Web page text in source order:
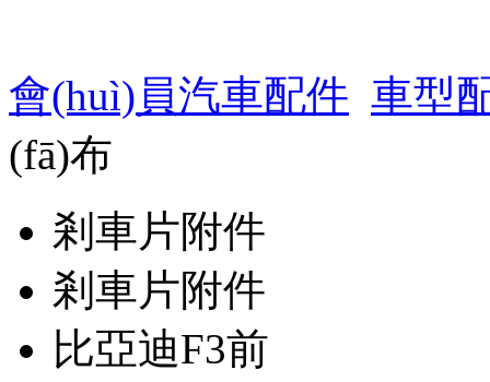
會(huì)員汽車配件 車型
(fā)布
剎車片附件
剎車片附件
比亞迪F3前